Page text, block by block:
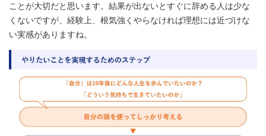
ことが大切だと思います。結果が出ないとすぐに辞める人は少な
くないですが、経験上、根気強くやらなければ理想には近づけな
い実感がありますね。